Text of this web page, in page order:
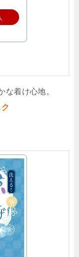
な着け心地。